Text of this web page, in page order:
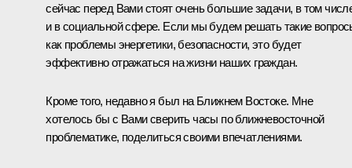
сейчас перед Вами стоят очень большие задачи, в том
и в социальной сфере. Если мы будем решать такие
как проблемы энергетики, безопасности, это будет
эффективно отражаться на жизни наших граждан.
Кроме того, недавно я был на Ближнем Востоке. Мне
хотелось бы с Вами сверить часы по ближневосточной
проблематике, поделиться своими впечатлениями.